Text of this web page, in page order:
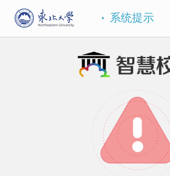
系统提示